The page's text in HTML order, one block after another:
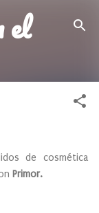
el
de cosmética
Primor.